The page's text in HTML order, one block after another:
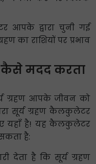
आपके द्वारा चुनी गई
का राशियों पर प्रभाव
मदद करता
ग्रहण आपके जीवन को
सूर्य ग्रहण कैलकुलेटर
यहाँ है! यह कैलकुलेटर
है:
देता है कि सूर्य ग्रहण